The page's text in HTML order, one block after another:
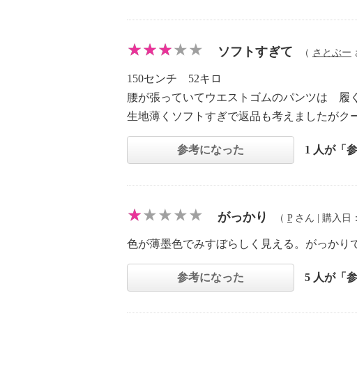
ソフトすぎて （ さとぶー
150センチ 52キロ
腰が張っていてウエストゴムのパンツは 履
生地薄くソフトすぎで返品も考えましたがク
参考になった 1 人が「
がっかり （ Pさん | 購入日
色が薄墨色でみすぼらしく見える。がっかり
参考になった 5 人が「